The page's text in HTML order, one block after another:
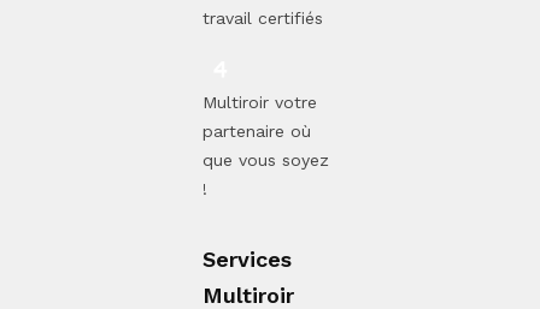
travail certifiés
Multiroir votre
partenaire où
que vous soyez
!
Services
Multiroir